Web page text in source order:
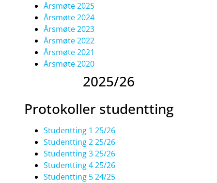
Årsmøte 2025
Årsmøte 2024
Årsmøte 2023
Årsmøte 2022
Årsmøte 2021
Årsmøte 2020
2025/26
Protokoller studentting
Studentting 1 25/26
Studentting 2 25/26
Studentting 3 25/26
Studentting 4 25/26
Studentting 5 24/25